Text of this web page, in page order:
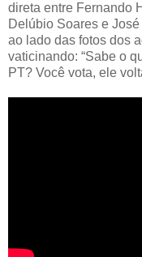
direta entre Fernando
Delúbio Soares e
ao lado das fotos dos
vaticinando: “Sabe o
PT? Você vota, ele